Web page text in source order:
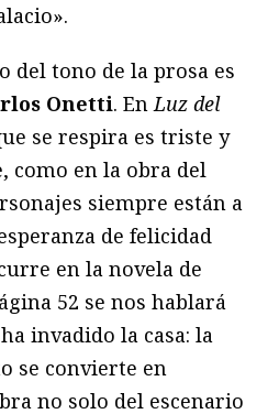
del tono de la prosa es
Onetti. En Luz del
se respira es triste y
como en la obra del
siempre están a
de felicidad
en la novela de
52 se nos hablará
invadido la casa: la
se convierte en
no solo del escenario